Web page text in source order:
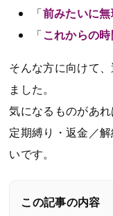
「前みたいに
「これからの
そんな方に向けて
ました。
気になるものがあ
定期縛り・返金／
いです。
この記事の内容